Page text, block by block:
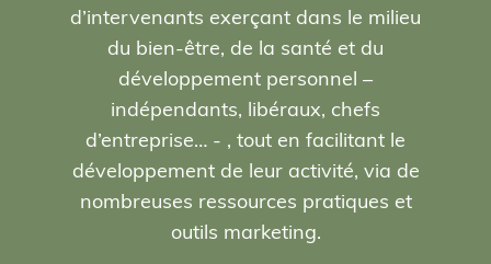
d’intervenants exerçant dans le milieu
du bien-être, de la santé et du
développement personnel –
indépendants, libéraux, chefs
d’entreprise… - , tout en facilitant le
développement de leur activité, via de
nombreuses ressources pratiques et
outils marketing.